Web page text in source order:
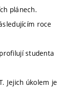
plánech.
roce
studenta
Jejich úkolem je